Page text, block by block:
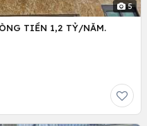
5
TIỀN 1,2 TỶ/NĂM.